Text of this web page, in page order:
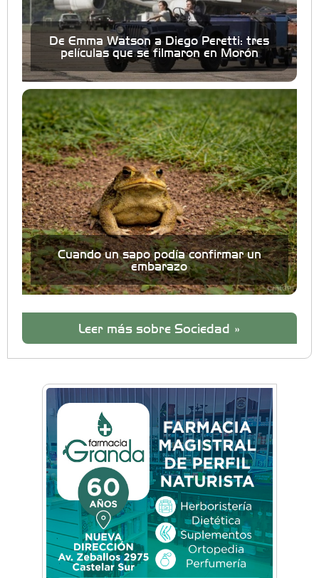
De Emma Watson a Diego Peretti: tres
películas que se filmaron en Morón
Cuando un sapo podía confirmar un
embarazo
Leer más sobre Sociedad »